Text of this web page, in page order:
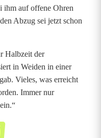
ihm auf offene Ohren
Abzug sei jetzt schon
Halbzeit der
in Weiden in einer
Vieles, was erreicht
Immer nur